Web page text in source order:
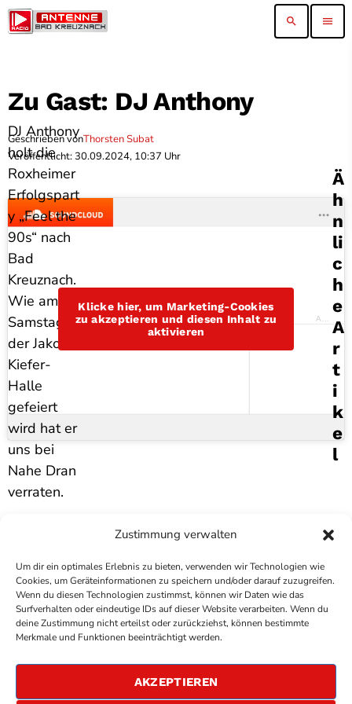
Zustimmung verwalten
Um dir ein optimales Erlebnis zu bieten, verwenden wir Technologien wie
Cookies, um Geräteinformationen zu speichern und/oder darauf zuzugreifen.
Wenn du diesen Technologien zustimmst, können wir Daten wie das
Surfverhalten oder eindeutige IDs auf dieser Website verarbeiten. Wenn du
deine Zustimmung nicht erteilst oder zurückziehst, können bestimmte
Merkmale und Funktionen beeinträchtigt werden.
AKZEPTIEREN
search menu
Zu Gast: DJ Anthony
Geschrieben vonThorsten Subat
Veröffentlicht: 30.09.2024, 10:37 Uhr
DJ Anthony
holt die
Roxheimer
Erfolgspart
y „Feel the
90s“ nach
Bad
Kreuznach.
Wie am
Samstag in
der Jakob-
Kiefer-
Halle
gefeiert
wird hat er
uns bei
Nahe Dran
verraten.
Antenne Bad Kreuznach
Ä
H
N
Li
C
H
E
A
R
T
I
K
E
L
Klicke hier, um Marketing-Cookies
zu akzeptieren und diesen Inhalt zu
aktivieren
COPYRIGHTANTENNE BAD KREUZNACH